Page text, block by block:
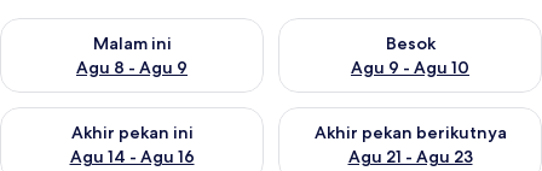
Malam ini
Agu 8 - Agu 9
Periksa ketersediaan untuk malam ini Agu 8 - Agu 9
Besok
Agu 9 - Agu 10
Periksa ketersediaan untuk
Akhir pekan ini
Agu 14 - Agu 16
Periksa ketersediaan untuk akhir pekan ini Agu 14 - Agu 16
Akhir pekan berikutnya
Agu 21 - Agu 23
Periksa ketersediaan untuk